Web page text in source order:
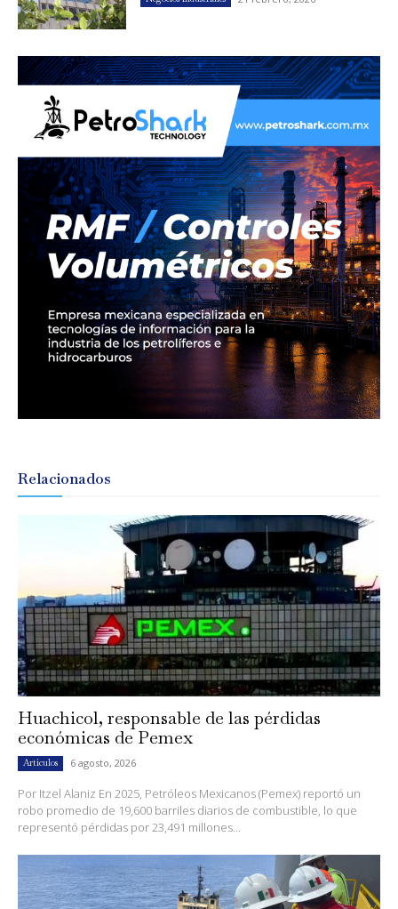
Relacionados
Huachicol, responsable de las pérdidas
económicas de Pemex
Artículos 6 agosto, 2026
Por Itzel Alaniz En 2025, Petróleos Mexicanos (Pemex) reportó un
robo promedio de 19,600 barriles diarios de combustible, lo que
representó pérdidas por 23,491 millones...